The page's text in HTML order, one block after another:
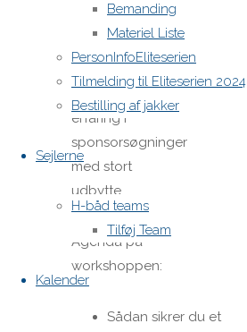
Bemanding
Materiel Liste
PersonInfoEliteserien
Tilmelding til Eliteserien 2024
Bestilling af jakker
Sejlerne
H-båd teams
Tilføj Team
Kalender
erfaring i
sponsorsøgninger
med stort
udbytte.
Agenda på
workshoppen:
Sådan sikrer du et